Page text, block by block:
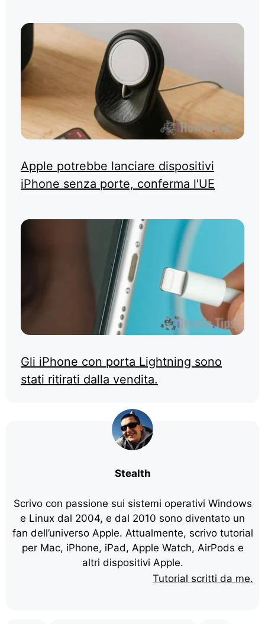
Apple potrebbe lanciare dispositivi
iPhone senza porte, conferma l'UE
Gli iPhone con porta Lightning sono
stati ritirati dalla vendita.
Stealth
Scrivo con passione sui sistemi operativi Windows
e Linux dal 2004, e dal 2010 sono diventato un
fan dell’universo Apple. Attualmente, scrivo tutorial
per Mac, iPhone, iPad, Apple Watch, AirPods e
altri dispositivi Apple.
Tutorial scritti da me.